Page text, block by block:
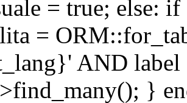
= true; else:
=
AND
}